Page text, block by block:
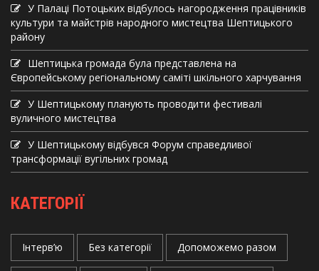
У Палаці Потоцьких відбулось нагородження працівників
культури та майстрів народного мистецтва Шептицького
району
Шептицька громада була представлена на
Європейському регіональному саміті шкільного харчування
У Шептицькому планують проводити фестивалі
вуличного мистецтва
У Шептицькому відбувся Форум справедливої
трансформації вугільних громад
КАТЕГОРІЇ
Інтерв’ю Без категорії Допоможемо разом